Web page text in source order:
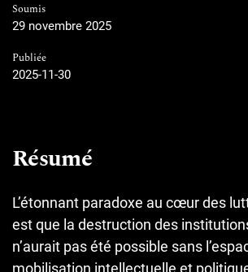
Soumis
29 novembre 2025
Publiée
2025-11-30
Résumé
L’étonnant paradoxe au cœur des
est que la destruction des
n’aurait pas été possible sans
mobilisation intellectuelle et